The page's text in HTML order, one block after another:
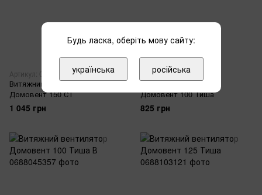
Артикул: 0000227798
Витяжний вентилятор
Домовент 150 СТ
1 045 грн
Артикул: 0688045354
Витяжний вентилятор
Домовент 100 Тиша
825 грн
Будь ласка, оберіть мову сайту:
українська російська